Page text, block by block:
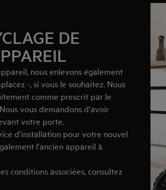
DE
nous enlevons également
-, si vous le souhaitez. Nous
comme prescrit par le
vous demandons d'avoir
votre porte.
d'installation pour votre nouvel
l'ancien appareil à
conditions associées, consultez